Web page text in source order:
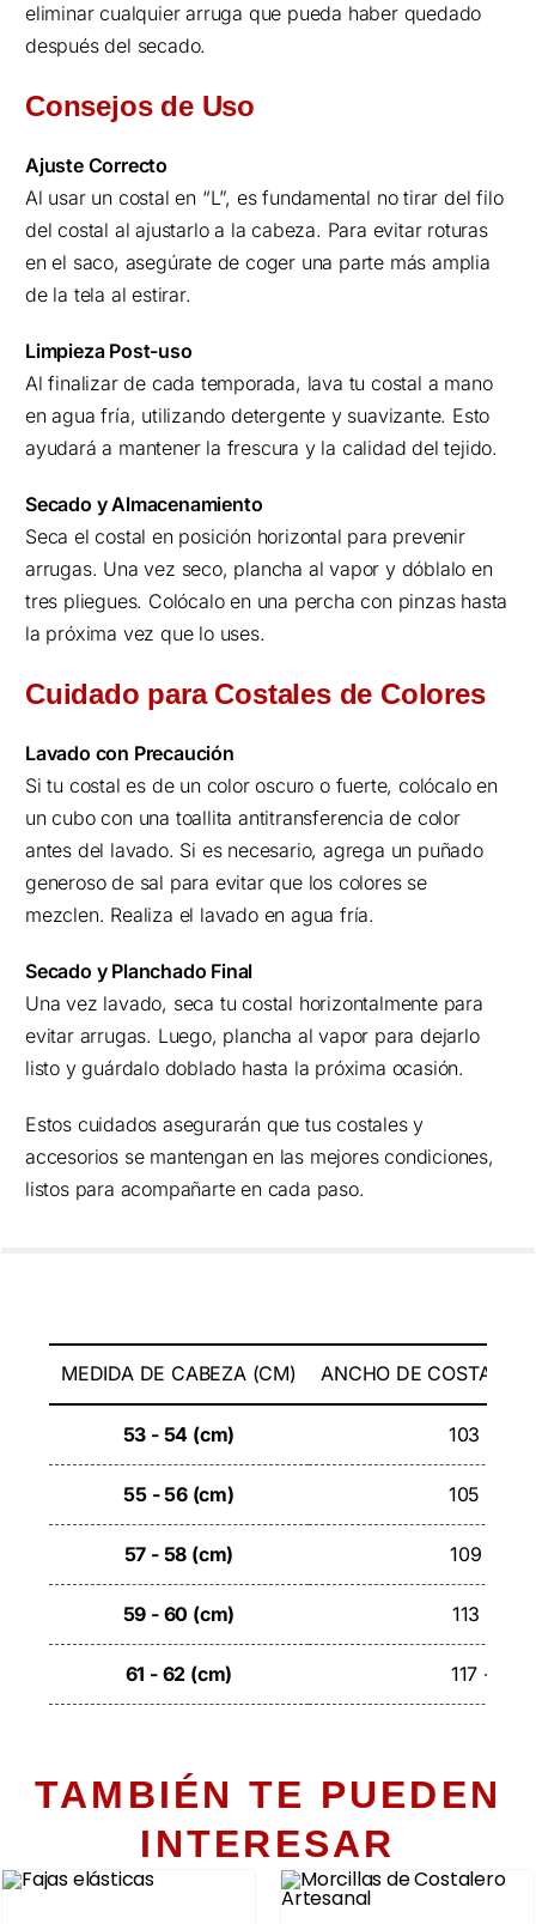
eliminar cualquier arruga que pueda haber quedado
después del secado.
Consejos de Uso
Ajuste Correcto
Al usar un costal en “L”, es fundamental no tirar del filo
del costal al ajustarlo a la cabeza. Para evitar roturas
en el saco, asegúrate de coger una parte más amplia
de la tela al estirar.
Limpieza Post-uso
Al finalizar de cada temporada, lava tu costal a mano
en agua fría, utilizando detergente y suavizante. Esto
ayudará a mantener la frescura y la calidad del tejido.
Secado y Almacenamiento
Seca el costal en posición horizontal para prevenir
arrugas. Una vez seco, plancha al vapor y dóblalo en
tres pliegues. Colócalo en una percha con pinzas hasta
la próxima vez que lo uses.
Cuidado para Costales de Colores
Lavado con Precaución
Si tu costal es de un color oscuro o fuerte, colócalo en
un cubo con una toallita antitransferencia de color
antes del lavado. Si es necesario, agrega un puñado
generoso de sal para evitar que los colores se
mezclen. Realiza el lavado en agua fría.
Secado y Planchado Final
Una vez lavado, seca tu costal horizontalmente para
evitar arrugas. Luego, plancha al vapor para dejarlo
listo y guárdalo doblado hasta la próxima ocasión.
Estos cuidados asegurarán que tus costales y
accesorios se mantengan en las mejores condiciones,
listos para acompañarte en cada paso.
MEDIDA DE CABEZA (CM) ANCHO DE COSTAL
53 - 54 (cm) 103 -
55 - 56 (cm) 105 -
57 - 58 (cm) 109 -
59 - 60 (cm) 113 -
61 - 62 (cm) 117 -
TAMBIÉN TE PUEDEN
INTERESAR